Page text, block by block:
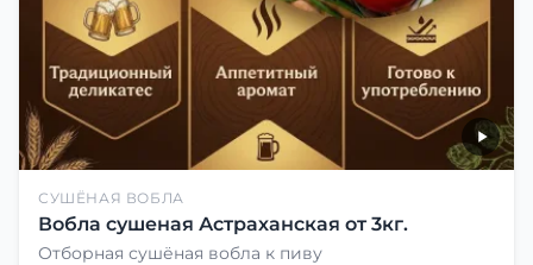
СУШЁНАЯ ВОБЛА
Вобла сушеная Астраханская от 3кг.
Отборная сушёная вобла к пиву